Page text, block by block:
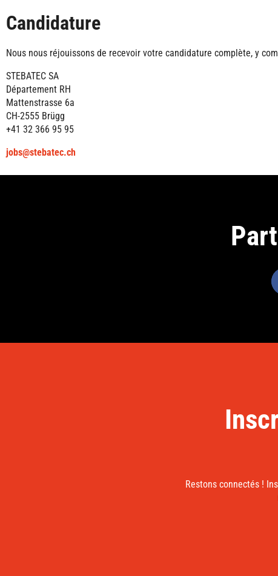
Candidature
Nous nous réjouissons de recevoir votre candidature complète, y
STEBATEC SA
Département RH
Mattenstrasse 6a
CH-2555 Brügg
+41 32 366 95 95
jobs@stebatec.ch
Restons connectés !